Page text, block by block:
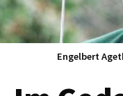
Engelbert